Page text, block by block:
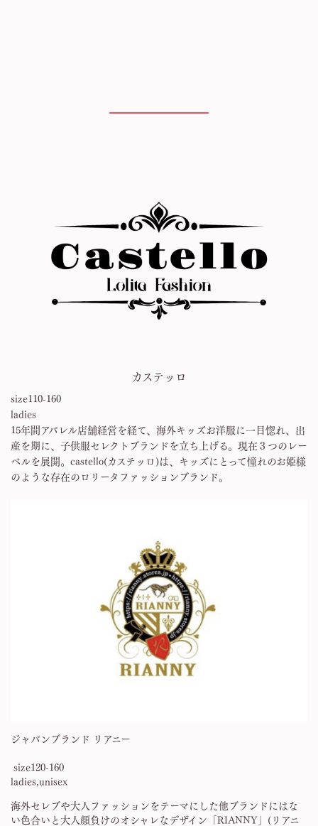
カステッロ
size110-160
ladies
15年間アパレル店舗経営を経て、海外キッズお洋服に一目惚れ、出
産を期に、子供服セレクトブランドを立ち上げる。現在３つのレー
ベルを展開。castello(カステッロ)は、キッズにとって憧れのお姫様
のような存在のロリータファッションブランド。
ジャパンブランド リアニー
size120-160
ladies,unisex
海外セレブや大人ファッションをテーマにした他ブランドにはな
い色合いと大人顔負けのオシャレなデザイン「RIANNY」(リアニ